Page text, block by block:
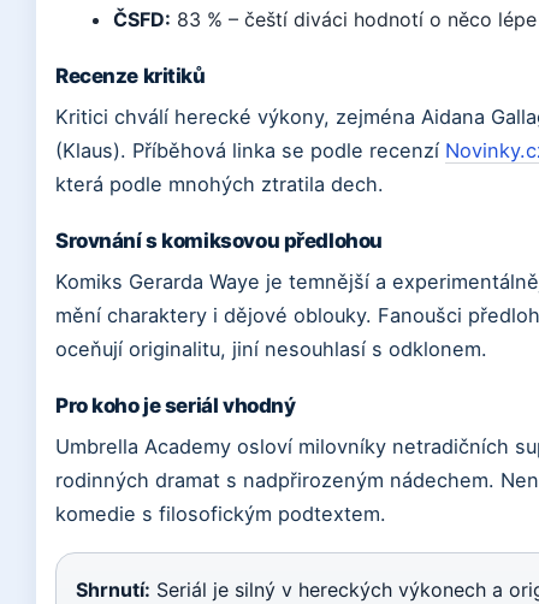
ČSFD: 83 % – čeští diváci hodnotí o něco
Recenze kritiků
Kritici chválí herecké výkony, zejména Aidana
(Klaus). Příběhová linka se podle recenzí
která podle mnohých ztratila dech.
Srovnání s komiksovou předlohou
Komiks Gerarda Waye je temnější a
mění charaktery i dějové oblouky. Fanoušci
oceňují originalitu, jiní nesouhlasí s odklonem.
Pro koho je seriál vhodný
Umbrella Academy osloví milovníky netradičních
rodinných dramat s nadpřirozeným nádechem.
komedie s filosofickým podtextem.
Shrnutí: Seriál je silný v hereckých výkonech a